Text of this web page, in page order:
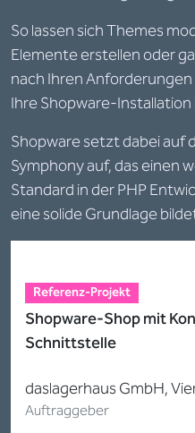
So lassen sich Themes
Elemente erstellen oder
nach Ihren
Ihre Shopware-
Shopware setzt dabei auf
Symphony auf, das einen
Standard in der PHP
eine solide Grundlage
Referenz-Projekt
Shopware-Shop mit
Schnittstelle
daslagerhaus GmbH,
Auftraggeber